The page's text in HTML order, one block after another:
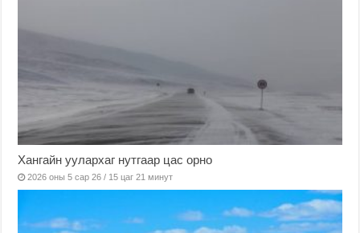
Хангайн уулархаг нутгаар цас орно
2026 оны 5 сар 26 / 15 цаг 21 минут